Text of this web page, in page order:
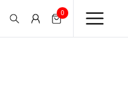
0